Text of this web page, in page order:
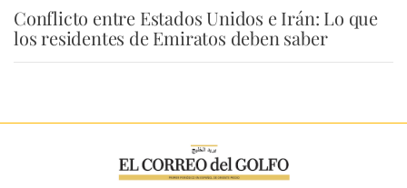
Conflicto entre Estados Unidos e Irán: Lo que
los residentes de Emiratos deben saber